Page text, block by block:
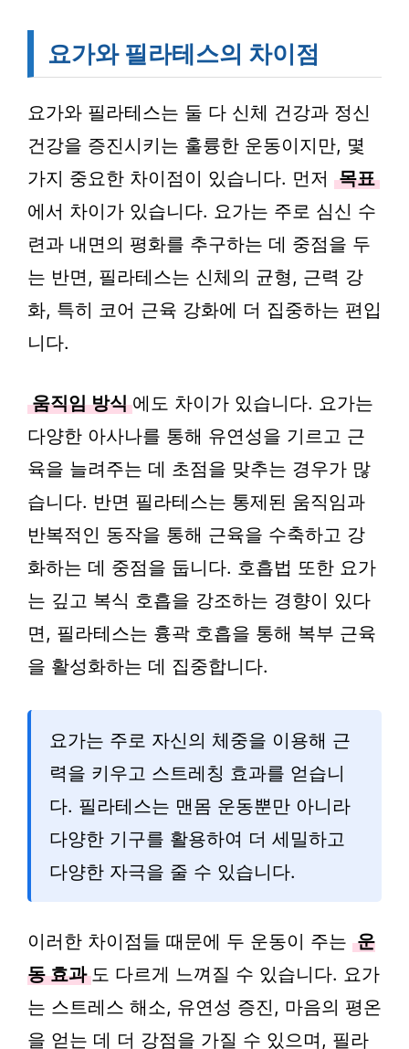
요가와 필라테스의 차이점
요가와 필라테스는 둘 다 신체 건강과 정신
건강을 증진시키는 훌륭한 운동이지만, 몇
가지 중요한 차이점이 있습니다. 먼저 목표
에서 차이가 있습니다. 요가는 주로 심신 수
련과 내면의 평화를 추구하는 데 중점을 두
는 반면, 필라테스는 신체의 균형, 근력 강
화, 특히 코어 근육 강화에 더 집중하는 편입
니다.
움직임 방식 에도 차이가 있습니다. 요가는
다양한 아사나를 통해 유연성을 기르고 근
육을 늘려주는 데 초점을 맞추는 경우가 많
습니다. 반면 필라테스는 통제된 움직임과
반복적인 동작을 통해 근육을 수축하고 강
화하는 데 중점을 둡니다. 호흡법 또한 요가
는 깊고 복식 호흡을 강조하는 경향이 있다
면, 필라테스는 흉곽 호흡을 통해 복부 근육
을 활성화하는 데 집중합니다.
요가는 주로 자신의 체중을 이용해 근
력을 키우고 스트레칭 효과를 얻습니
다. 필라테스는 맨몸 운동뿐만 아니라
다양한 기구를 활용하여 더 세밀하고
다양한 자극을 줄 수 있습니다.
이러한 차이점들 때문에 두 운동이 주는 운
동 효과 도 다르게 느껴질 수 있습니다. 요가
는 스트레스 해소, 유연성 증진, 마음의 평온
을 얻는 데 더 강점을 가질 수 있으며, 필라